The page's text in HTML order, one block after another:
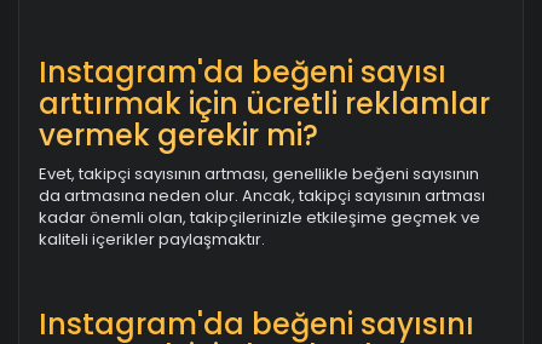
Instagram'da beğeni sayısı
arttırmak için ücretli reklamlar
vermek gerekir mi?
Evet, takipçi sayısının artması, genellikle beğeni sayısının
da artmasına neden olur. Ancak, takipçi sayısının artması
kadar önemli olan, takipçilerinizle etkileşime geçmek ve
kaliteli içerikler paylaşmaktır.
Instagram'da beğeni sayısını